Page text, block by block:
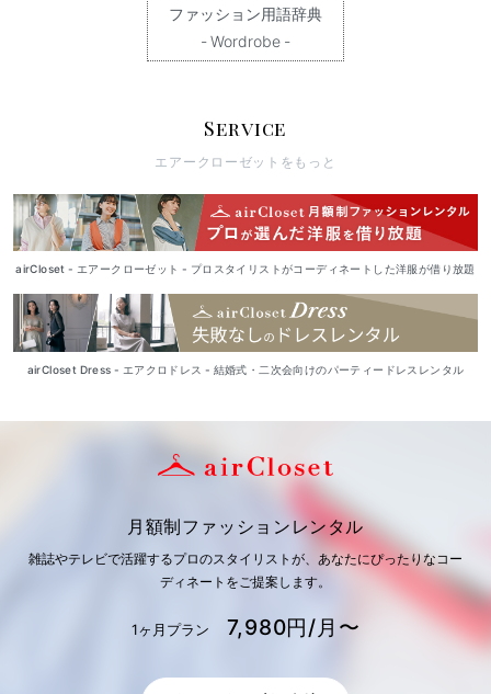
ファッション用語辞典
- Wordrobe -
Service
エアークローゼットをもっと
airCloset - エアークローゼット - プロスタイリストがコーディネートした洋服が借り放題
airCloset Dress - エアクロドレス - 結婚式・二次会向けのパーティードレスレンタル
月額制ファッションレンタル
雑誌やテレビで活躍するプロのスタイリストが、あなたにぴったりなコー
ディネートをご提案します。
1ヶ月プラン 7,980円/月〜